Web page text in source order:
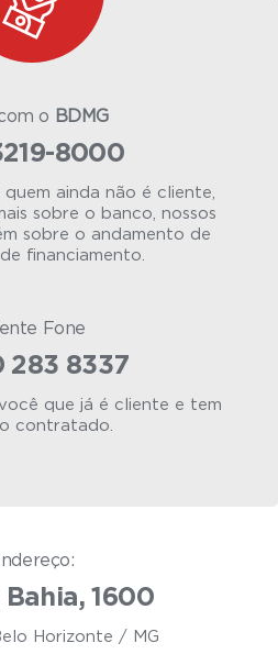
o BDMG
8000
ainda não é cliente,
sobre o banco, nossos
sobre o andamento de
financiamento.
Fone
283 8337
que já é cliente e tem
contratado.
Bahia, 1600
Horizonte / MG